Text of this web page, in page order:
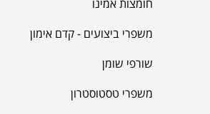
חומצות אמינו
משפרי ביצועים - קדם אימון
שורפי שומן
משפרי טסטוסטרון